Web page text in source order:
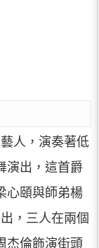
人，演奏著低
演出，這首爵
心頤與師弟楊
，三人在兩個
杰倫飾演街頭